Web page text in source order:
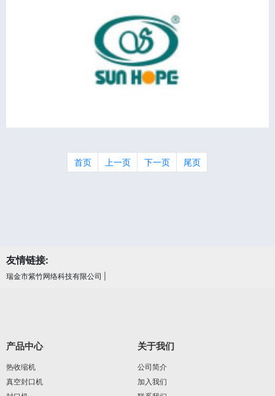
首页 上一页 下一页 尾页
友情链接:
瑞金市紫竹网络科技有限公司
产品中心
热收缩机
真空封口机
关于我们
公司简介
加入我们